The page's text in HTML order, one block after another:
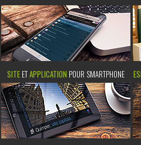
SITE ETAPPLICATION POUR SMARTPHONE